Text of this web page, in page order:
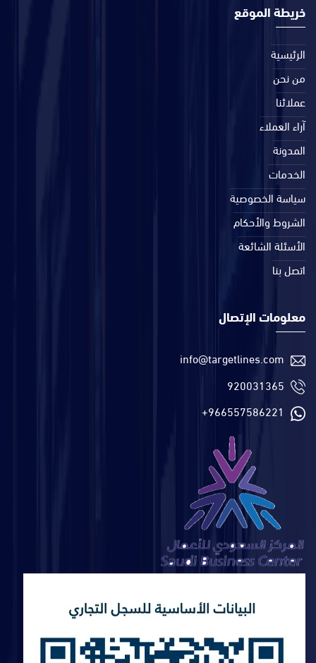
خريطة الموقع
الرئيسية
من نحن
عملائنا
آراء العملاء
المدونة
الخدمات
سياسة الخصوصية
الشروط والأحكام
الأسئلة الشائعة
اتصل بنا
معلومات الإتصال
info@targetlines.com
920031365
+966557586221